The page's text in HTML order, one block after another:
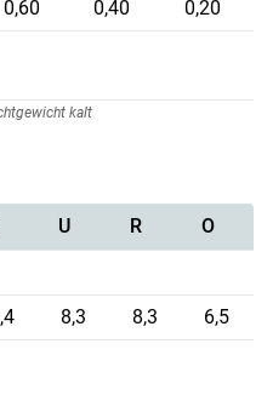
content
0,60
0,40
0,20
kalt
U R
O
8,3 8,3
6,5